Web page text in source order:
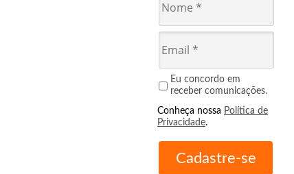
Eu concordo em
receber comunicações.
Conheça nossa Política de
Privacidade.